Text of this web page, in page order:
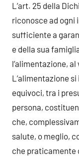
L’art. 25 della
riconosce ad ogni
sufficiente a
e della sua
l’alimentazione, al
L’alimentazione
equivoci, tra i
persona,
che,
salute, o meglio,
che praticamente